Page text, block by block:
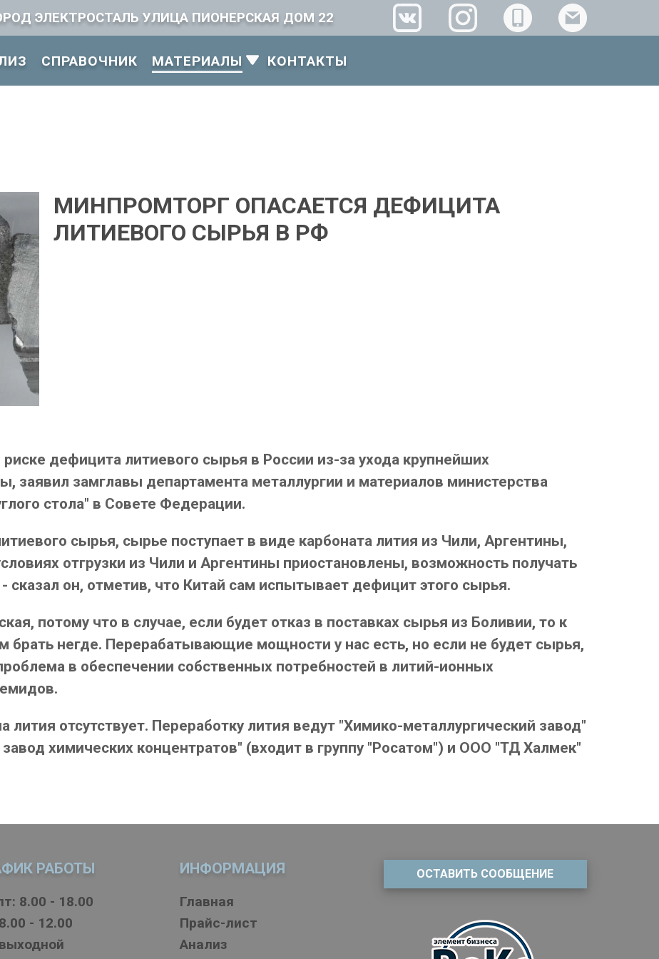
ЭЛЕКТРОСТАЛЬ УЛИЦА ПИОНЕРСКАЯ ДОМ 22
СПРАВОЧНИК
МАТЕРИАЛЫ
КОНТАКТЫ
МИНПРОМТОРГ ОПАСАЕТСЯ ДЕФИЦИТА
ЛИТИЕВОГО СЫРЬЯ В РФ
дефицита литиевого сырья в России из-за ухода крупнейших
заявил замглавы департамента металлургии и материалов министерства
стола" в Совете Федерации.
сырья, сырье поступает в виде карбоната лития из Чили, Аргентины,
отгрузки из Чили и Аргентины приостановлены, возможность получать
сказал он, отметив, что Китай сам испытывает дефицит этого сырья.
потому что в случае, если будет отказ в поставках сырья из Боливии, то к
брать негде. Перерабатывающие мощности у нас есть, но если не будет сырья,
в обеспечении собственных потребностей в литий-ионных
отсутствует. Переработку лития ведут "Химико-металлургический завод"
химических концентратов" (входит в группу "Росатом") и ООО "ТД Халмек"
РАБОТЫ
8.00 - 18.00
- 12.00
ИНФОРМАЦИЯ
Главная
Прайс-лист
Анализ
ОСТАВИТЬ СООБЩЕНИЕ